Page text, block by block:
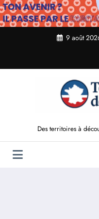
Aller
au
contenu
9 août
Des territoires à